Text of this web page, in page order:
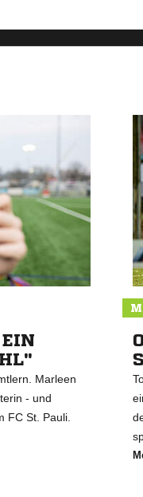
Marleen
- und
FC St. Pauli.